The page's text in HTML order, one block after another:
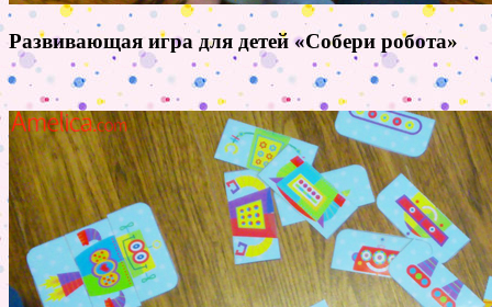
Развивающая игра для детей «Собери робота»